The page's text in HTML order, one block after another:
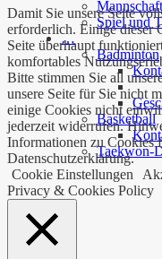
Mannschaft
Spiel und
…
Badminton
Basketball
Taekwon-
Damit Sie unsere Seite
erforderlich. Einige dieser
Seite überhaupt
komfortables
Bitte stimmen Sie all
unsere Seite für Sie nicht
einige Cookies nicht
jederzeit widerrufen.
Informationen zu Cookies
Datenschutzerklärung.
Cookie Einstellungen
Privacy & Cookies Policy